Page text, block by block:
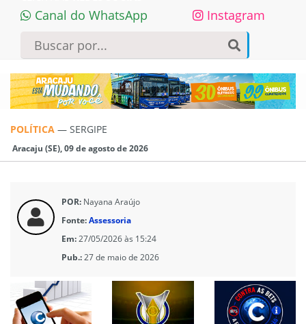
Canal do WhatsApp Instagram
POLÍTICA — SERGIPE
Aracaju (SE), 09 de agosto de 2026
POR: Nayana Araújo
Fonte:Assessoria
Em:27/05/2026 às 15:24
Pub.:27 de maio de 2026